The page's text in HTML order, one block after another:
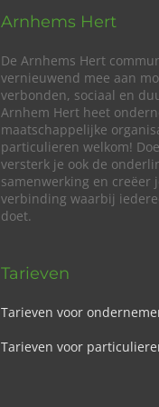
Arnhems Hert
De Arnhems Hert
vernieuwend mee aan
verbonden, sociaal en
Arnhem Hert heet
maatschappelijke
particulieren welkom!
versterk je ook de
samenwerking en creëer
verbinding waarbij
doet.
Tarieven
Tarieven voor
Tarieven voor